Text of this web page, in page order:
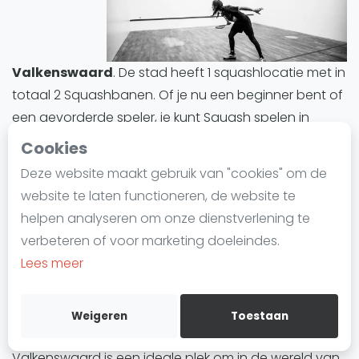
Cookies
Deze website maakt gebruik van "cookies" om de
website te laten functioneren, de website te
helpen analyseren om onze dienstverlening te
verbeteren of voor marketing doeleindes.
Lees meer
Weigeren Toestaan
SBN Eredivisie
Agenda
Squash
Squash Den Haag
Valkenswaard. De stad heeft 1 squashlocatie met in
totaal 2 Squashbanen. Of je nu een beginner bent of
een gevorderde speler, je kunt Squash spelen in
Valkenswaard en eenvoudig een baan reserveren.
Valkenswaard biedt een divers aanbod aan
Squashbanen. Alle Squashbanen in Valkenswaard
zijn indoor.
Squashbanen in Valkenswaard
iedereen die deze trend wil uitproberen of zijn
vaardigheden wil verbeteren. Of het nu gaat om
training, informele wedstrijden of competities,